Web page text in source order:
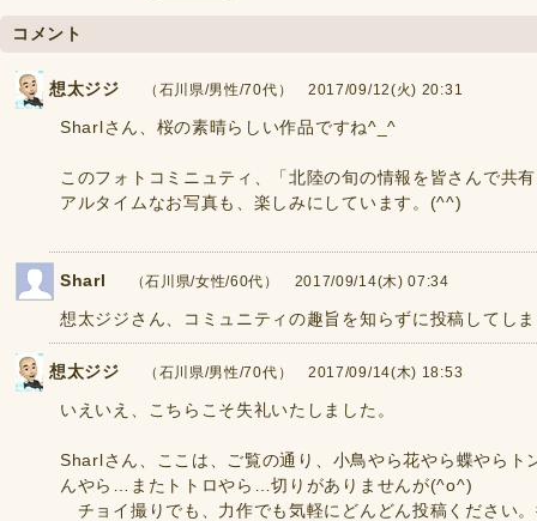
コメント
想太ジジ （石川県/男性/70代） 2017/09/12(火) 20:31
Sharlさん、桜の素晴らしい作品ですね^_^
このフォトコミニュティ、「北陸の旬の情報を皆さんで共
アルタイムなお写真も、楽しみにしています。(^^)
Sharl （石川県/女性/60代） 2017/09/14(木) 07:34
想太ジジさん、コミュニティの趣旨を知らずに投稿してし
想太ジジ （石川県/男性/70代） 2017/09/14(木) 18:53
いえいえ、こちらこそ失礼いたしました。
Sharlさん、ここは、ご覧の通り、小鳥やら花やら蝶やらト
んやら…またトトロやら…切りがありませんが(^o^)
チョイ撮りでも、力作でも気軽にどんどん投稿ください